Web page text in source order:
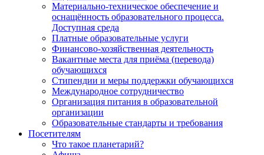
Материально-техническое обеспечение и
оснащённость образовательного процесса.
Доступная среда
Платные образовательные услуги
Финансово-хозяйственная деятельность
Вакантные места для приёма (перевода)
обучающихся
Стипендии и меры поддержки обучающихся
Международное сотрудничество
Организация питания в образовательной
организации
Образовательные стандарты и требования
Посетителям
Что такое планетарий?